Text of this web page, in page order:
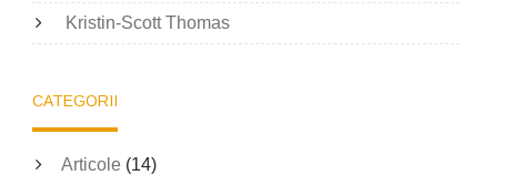
Kristin-Scott Thomas
CATEGORII
Articole (14)